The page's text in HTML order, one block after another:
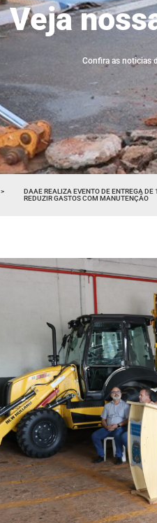
Veja
Confira as noticias
>
DAAE REALIZA EVENTO DE ENTREGA
REDUZIR GASTOS COM MANUTENÇÃO